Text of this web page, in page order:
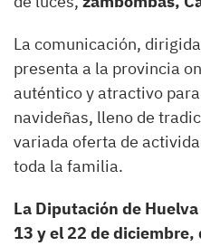
La comunicación,
presenta a la provincia
auténtico y atractivo
navideñas, lleno de
variada oferta de
toda la familia.
La Diputación de
13 y el 22 de diciembre,